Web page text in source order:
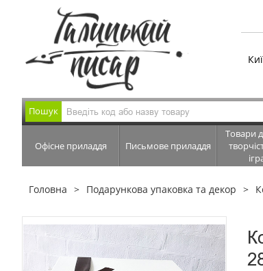
Пошук
Офісне приладдя Письмове приладдя
Товари
Головна Подарункова упаковка та декор